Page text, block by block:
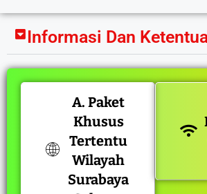
Informasi Dan
A. Paket
Khusus
Tertentu
Wilayah
Surabaya